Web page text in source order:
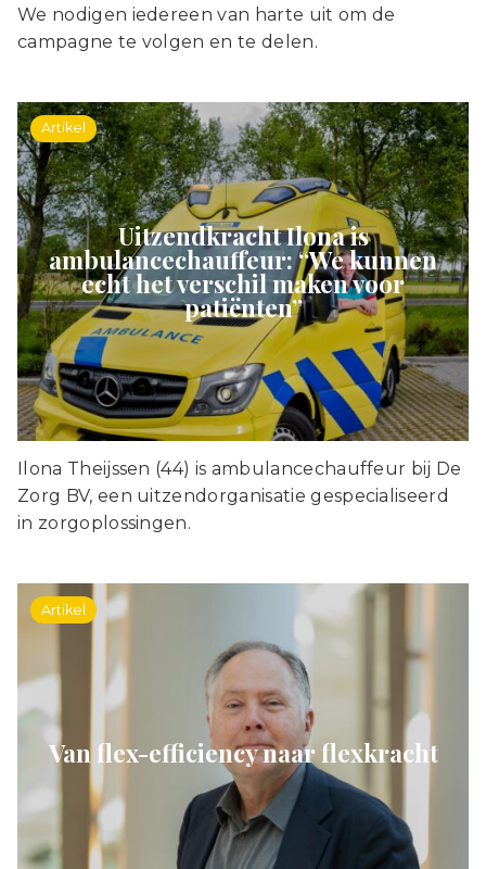
We nodigen iedereen van harte uit om de
campagne te volgen en te delen.
Artikel
Uitzendkracht Ilona is
ambulancechauffeur: “We kunnen
echt het verschil maken voor
patiënten”
Ilona Theijssen (44) is ambulancechauffeur bij De
Zorg BV, een uitzendorganisatie gespecialiseerd
in zorgoplossingen.
Artikel
Van flex-efficiency naar flexkracht